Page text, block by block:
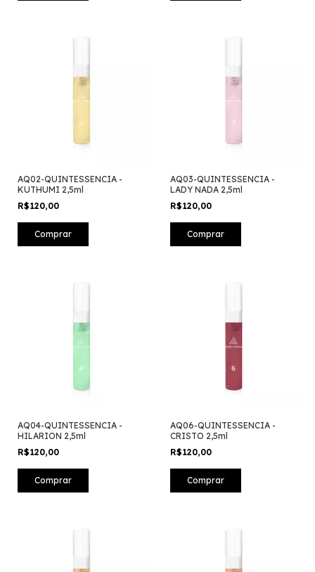
AQ02-QUINTESSENCIA -
KUTHUMI 2,5ml
R$120,00
AQ03-QUINTESSENCIA -
LADY NADA 2,5ml
R$120,00
AQ04-QUINTESSENCIA -
HILARION 2,5ml
R$120,00
AQ06-QUINTESSENCIA -
CRISTO 2,5ml
R$120,00